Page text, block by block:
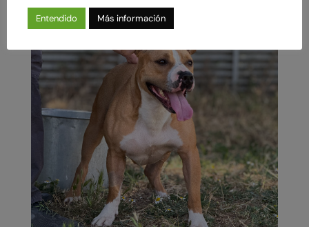
Entendido Más información